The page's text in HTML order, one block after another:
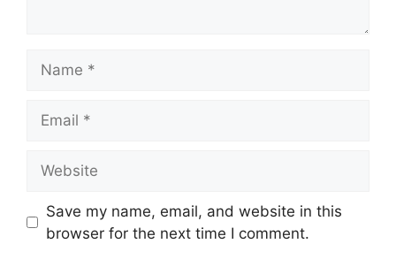
Save my name, email, and website in this
browser for the next time I comment.